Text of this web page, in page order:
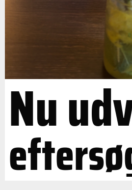
Nu